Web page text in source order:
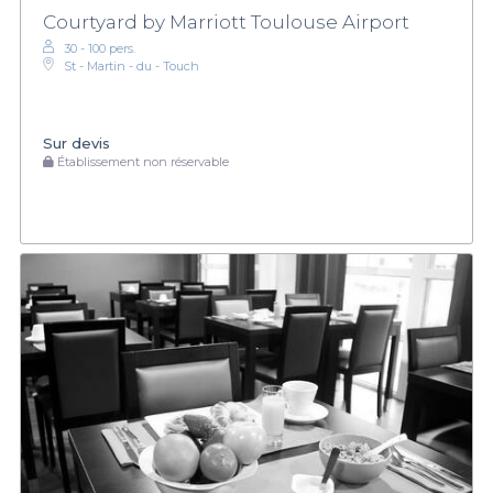
Courtyard by Marriott Toulouse Airport
30 - 100 pers.
St - Martin - du - Touch
Sur devis
Établissement non réservable